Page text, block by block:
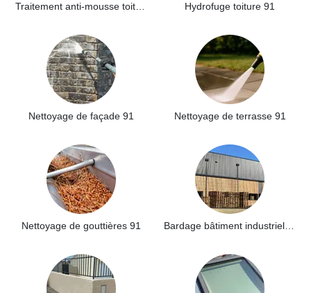
Hydrofuge toiture 91
Nettoyage de façade 91 Nettoyage de terrasse 91
Nettoyage de gouttières 91